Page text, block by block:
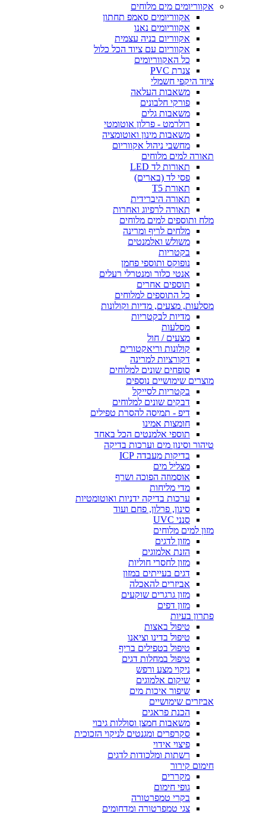
אקווריומים מים מלוחים
אקווריומים סאמפ תחתון
אקווריומים נאנו
אקווריום בניה עצמית
אקווריום עם ציוד הכל כלול
כל האקווריומים
צנרת PVC
ציוד היקפי חשמלי
משאבות העלאה
פורקי חלבונים
משאבות גלים
רולרמט - פרלון אוטומטי
משאבות מינון ואוטומציה
מחשבי ניהול אקווריום
תאורה למים מלוחים
תאורות לד LED
פסי לד (בארים)
תאורת T5
תאורה היברידית
תאורה לרפיוג ואחרות
מלח ותוספים למים מלוחים
מלחים לריף ומרינה
משולש ואלמנטים
בקטריות
נופוקס ותוספי פחמן
אנטי כלור ומנטרלי רעלים
תוספים אחרים
כל התוספים למלוחים
מסלעות, מצעים, מדיות וקולונות
מדיות לבקטריות
מסלעות
מצעים / חול
קולונות וריאקטורים
דקורציות למרינה
סופחים שונים למלוחים
מוצרים שימושיים נוספים
בקטריות לסייקל
דבקים שונים למלוחים
דיפ - תמיסה להסרת טפילים
חומצות אמינו
תוספי אלמנטים הכל באחד
טיהור וסינון מים וערכות בדיקה
בדיקות מעבדה ICP
מצליל מים
אוסמוזה הפוכה ושרף
מדי מליחות
ערכות בדיקה ידניות ואוטומטיות
סינון, פרלון, פחם ועוד
סנני UVC
מזון למים מלוחים
מזון לדגים
הזנת אלמוגים
מזון לחסרי חוליות
דגים בעייתים במזון
אביזרים להאכלה
מזון גרגרים שוקעים
מזון דפים
פתרון בעיות
טיפול באצות
טיפול בדינו וציאנו
טיפול בטפילים בריף
טיפול במחלות דגים
ניקוי מצע ורפש
שיקום אלמוגים
שיפור איכות מים
אביזרים שימושיים
הכנת פראגים
משאבות חמצן וסוללות גיבוי
סקרפרים ומגנטים לניקוי הזכוכית
פיצוי אידוי
רשתות ומלכודות לדגים
חימום קירור
מקררים
גופי חימום
בקרי טמפרטורה
צגי טמפרטורה ומדחומים